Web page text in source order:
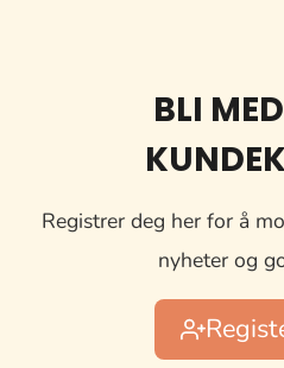
BLI
Registrer deg her for å
nyheter og